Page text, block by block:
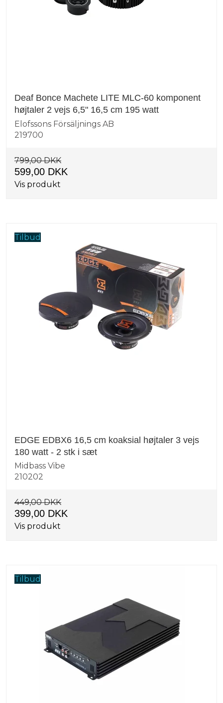
Deaf Bonce Machete LITE MLC-60 komponent
højtaler 2 vejs 6,5" 16,5 cm 195 watt
Elofssons Försäljnings AB
219700
799,00 DKK
599,00 DKK
Vis produkt
Tilbud
EDGE EDBX6 16,5 cm koaksial højtaler 3 vejs
180 watt - 2 stk i sæt
Midbass Vibe
210202
449,00 DKK
399,00 DKK
Vis produkt
Tilbud